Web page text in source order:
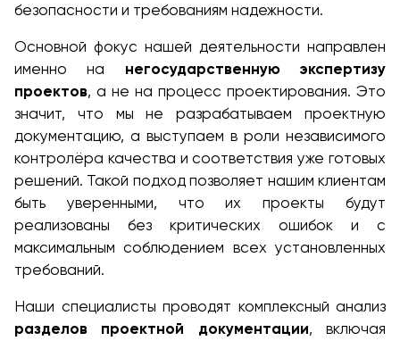
безопасности и требованиям надежности.
Основной фокус нашей деятельности направлен
именно на негосударственную экспертизу
проектов, а не на процесс проектирования. Это
значит, что мы не разрабатываем проектную
документацию, а выступаем в роли независимого
контролёра качества и соответствия уже готовых
решений. Такой подход позволяет нашим клиентам
быть уверенными, что их проекты будут
реализованы без критических ошибок и с
максимальным соблюдением всех установленных
требований.
Наши специалисты проводят комплексный анализ
разделов проектной документации, включая